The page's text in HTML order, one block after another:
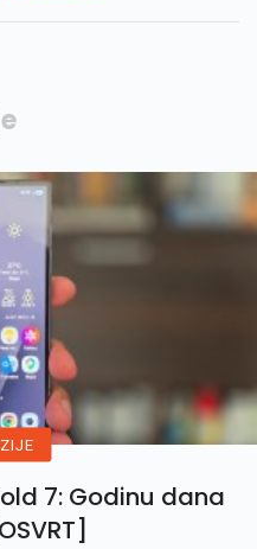
7: Godinu dana